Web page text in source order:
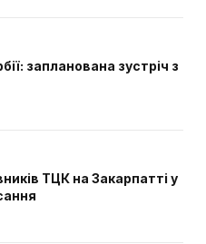
запланована зустріч з
ТЦК на Закарпатті у